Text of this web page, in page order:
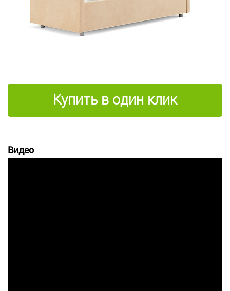
Купить в один клик
Видео